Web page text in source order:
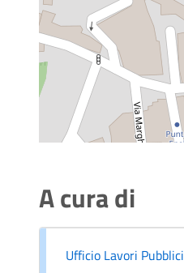
A cura di
Ufficio Lavori Pubblici